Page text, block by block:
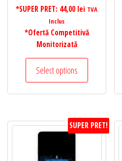
*SUPER PRET: 44,00 lei TVA
Inclus
*Ofertă Competitivă
Monitorizată
Select options
SUPER PRET!